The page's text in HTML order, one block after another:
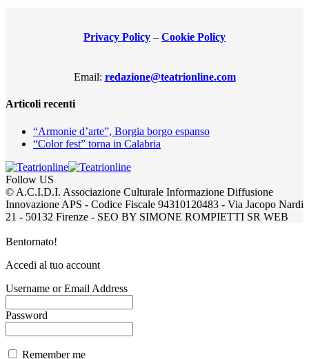
Privacy Policy – Cookie Policy
Email: redazione@teatrionline.com
Articoli recenti
“Armonie d’arte”, Borgia borgo espanso
“Color fest” torna in Calabria
Follow US
© A.C.I.D.I. Associazione Culturale Informazione Diffusione
Innovazione APS - Codice Fiscale 94310120483 - Via Jacopo Nardi
21 - 50132 Firenze - SEO BY SIMONE ROMPIETTI SR WEB
Bentornato!
Accedi al tuo account
Username or Email Address
Password
Remember me